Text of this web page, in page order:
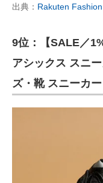
出典： Rakuten Fashion
9位：【SALE／
アシックス スニ
ズ・靴 スニーカ